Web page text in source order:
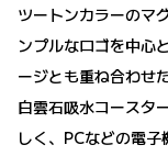
ツートンカラーのマ
ンプルなロゴを中心
ージとも重ね合わせ
白雲石吸水コースタ
しく、PCなどの電